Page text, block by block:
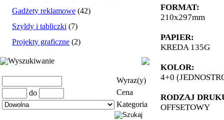
Gadżety reklamowe (42)
Szyldy i tabliczki (7)
Projekty graficzne (2)
Wyszukiwanie
Wyraz(y)
do
Cena
Kategoria
FORMAT:
210x297mm
PAPIER:
KREDA 135G
KOLOR:
4+0
RODZAJ
OFFSETOWY